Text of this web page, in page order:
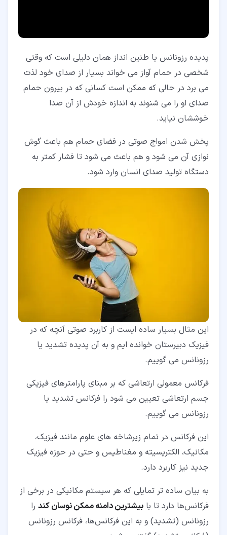
پدیده رزونانس یا طنین انداز همان دلیلی است که وقتی
شخصی در حمام آواز می خواند بسیار از صدای خود لذت
می برد در حالی که ممکن است کسانی که در بیرون حمام
صدای او را می شنوند به اندازه خودش از آن صدا
خوششان نیاید.
پخش شدن امواج صوتی در فضای حمام هم باعث گوش
نوازی آن می شود و هم باعث می شود تا فشار کمتر به
دستگاه تولید صدای انسان وارد شود.
این مثال بسیار ساده ایست از کاربرد صوتی آنچه که در
فیزیک دبیرستان خوانده ایم و به آن پدیده تشدید یا
رزونانس می گوییم.
فرکانس معمولی ارتعاشی که بر مبنای پارامترهای فیزیکی
جسم ارتعاشی تعیین می شود را فرکانس تشدید یا
رزونانس می گوییم.
این فرکانس در تمام زیرشاخه های علوم مانند فیزیک،
مکانیک، الکتریسیته و مغناطیس و حتی در حوزه فیزیک
جدید نیز کاربرد دارد.
به بیان ساده تر تمایلی که هر سیستم مکانیکی در برخی از
فرکانس‌ها دارد تا با بیشترین دامنه ممکن نوسان کند را
رزونانس (تشدید) و به این فرکانس‌ها، فرکانس رزونانس